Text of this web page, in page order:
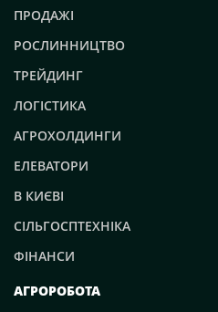
ПРОДАЖІ
РОСЛИННИЦТВО
ТРЕЙДИНГ
ЛОГІСТИКА
АГРОХОЛДИНГИ
ЕЛЕВАТОРИ
В КИЄВІ
СІЛЬГОСПТЕХНІКА
ФІНАНСИ
АГРОРОБОТА